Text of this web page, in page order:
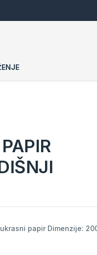
papir Dimenzije: